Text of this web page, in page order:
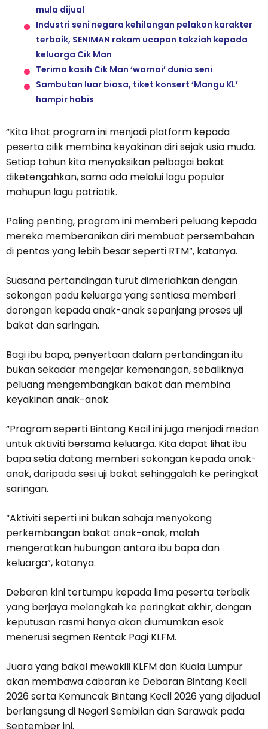
mula dijual
Industri seni negara kehilangan pelakon karakter
terbaik, SENIMAN rakam ucapan takziah kepada
keluarga Cik Man
Terima kasih Cik Man ‘warnai’ dunia seni
Sambutan luar biasa, tiket konsert ‘Mangu KL’
hampir habis
“Kita lihat program ini menjadi platform kepada
peserta cilik membina keyakinan diri sejak usia muda.
Setiap tahun kita menyaksikan pelbagai bakat
diketengahkan, sama ada melalui lagu popular
mahupun lagu patriotik.
Paling penting, program ini memberi peluang kepada
mereka memberanikan diri membuat persembahan
di pentas yang lebih besar seperti RTM”, katanya.
Suasana pertandingan turut dimeriahkan dengan
sokongan padu keluarga yang sentiasa memberi
dorongan kepada anak-anak sepanjang proses uji
bakat dan saringan.
Bagi ibu bapa, penyertaan dalam pertandingan itu
bukan sekadar mengejar kemenangan, sebaliknya
peluang mengembangkan bakat dan membina
keyakinan anak-anak.
“Program seperti Bintang Kecil ini juga menjadi medan
untuk aktiviti bersama keluarga. Kita dapat lihat ibu
bapa setia datang memberi sokongan kepada anak-
anak, daripada sesi uji bakat sehinggalah ke peringkat
saringan.
“Aktiviti seperti ini bukan sahaja menyokong
perkembangan bakat anak-anak, malah
mengeratkan hubungan antara ibu bapa dan
keluarga”, katanya.
Debaran kini tertumpu kepada lima peserta terbaik
yang berjaya melangkah ke peringkat akhir, dengan
keputusan rasmi hanya akan diumumkan esok
menerusi segmen Rentak Pagi KLFM.
Juara yang bakal mewakili KLFM dan Kuala Lumpur
akan membawa cabaran ke Debaran Bintang Kecil
2026 serta Kemuncak Bintang Kecil 2026 yang dijadual
berlangsung di Negeri Sembilan dan Sarawak pada